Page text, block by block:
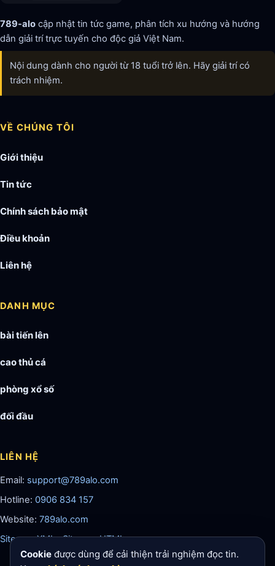
789-alo cập nhật tin tức game, phân tích xu hướng và hướng
dẫn giải trí trực tuyến cho độc giả Việt Nam.
Nội dung dành cho người từ 18 tuổi trở lên. Hãy giải trí có
trách nhiệm.
VỀ CHÚNG TÔI
Giới thiệu
Tin tức
Chính sách bảo mật
Điều khoản
Liên hệ
DANH MỤC
bài tiến lên
cao thủ cá
phòng xổ số
đối đầu
LIÊN HỆ
Email: support@789alo.com
Hotline: 0906 834 157
Website: 789alo.com
Sitemap XML·Sitemap HTML
Cookie được dùng để cải thiện trải nghiệm đọc tin.